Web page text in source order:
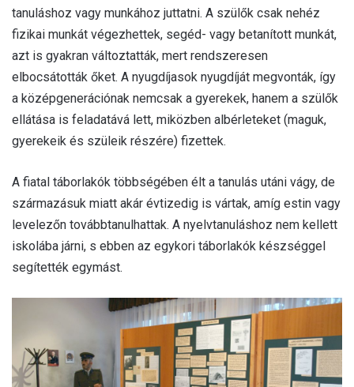
tanuláshoz vagy munkához juttatni. A szülők csak nehéz
fizikai munkát végezhettek, segéd- vagy betanított munkát,
azt is gyakran változtatták, mert rendszeresen
elbocsátották őket. A nyugdíjasok nyugdíját megvonták, így
a középgenerációnak nemcsak a gyerekek, hanem a szülők
ellátása is feladatává lett, miközben albérleteket (maguk,
gyerekeik és szüleik részére) fizettek.
A fiatal táborlakók többségében élt a tanulás utáni vágy, de
származásuk miatt akár évtizedig is vártak, amíg estin vagy
levelezőn továbbtanulhattak. A nyelvtanuláshoz nem kellett
iskolába járni, s ebben az egykori táborlakók készséggel
segítették egymást.